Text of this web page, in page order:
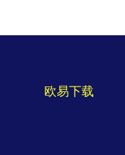
欧易下载